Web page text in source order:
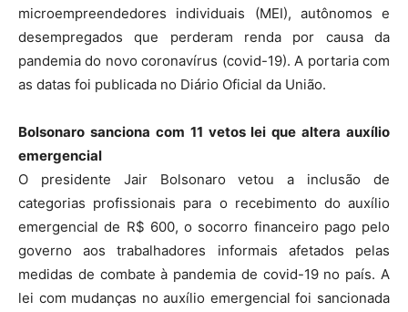
microempreendedores individuais (MEI), autônomos e
desempregados que perderam renda por causa da
pandemia do novo coronavírus (covid-19). A portaria com
as datas foi publicada no Diário Oficial da União.
Bolsonaro sanciona com 11 vetos lei que altera auxílio
emergencial
O presidente Jair Bolsonaro vetou a inclusão de
categorias profissionais para o recebimento do auxílio
emergencial de R$ 600, o socorro financeiro pago pelo
governo aos trabalhadores informais afetados pelas
medidas de combate à pandemia de covid-19 no país. A
lei com mudanças no auxílio emergencial foi sancionada